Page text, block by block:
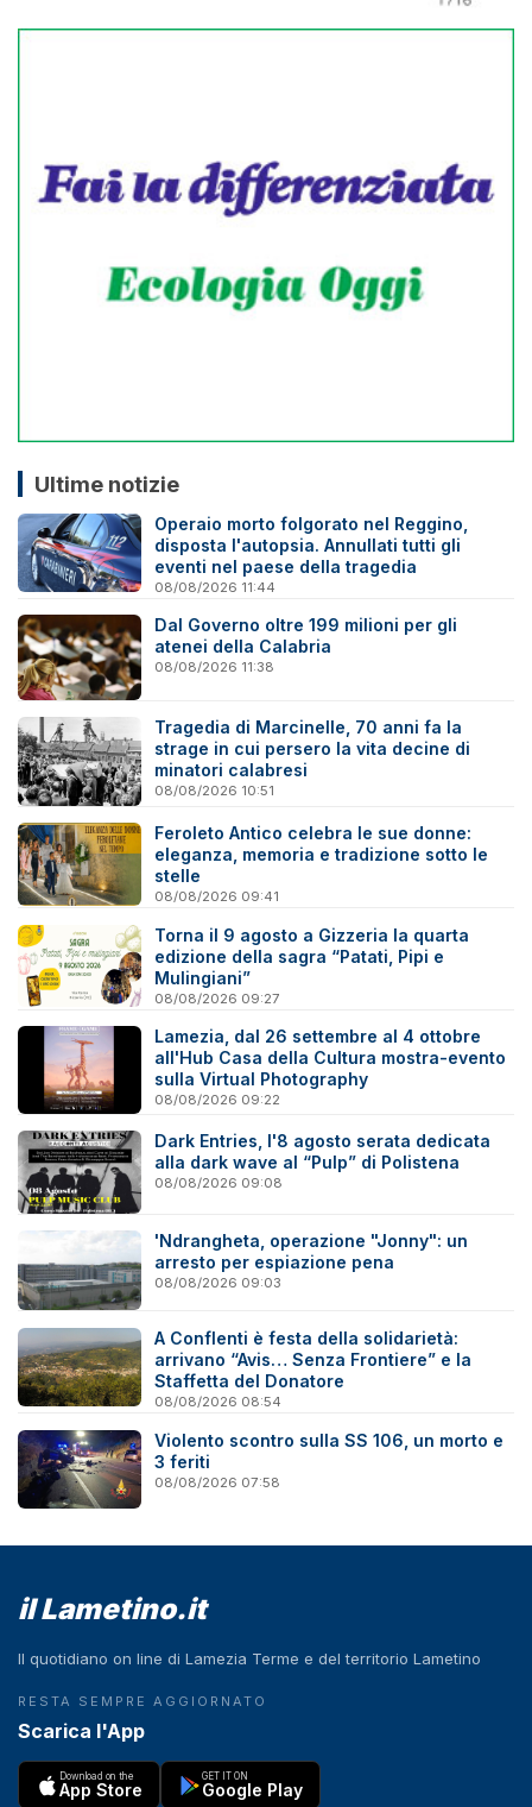
Ultime notizie
Operaio morto folgorato nel Reggino,
disposta l'autopsia. Annullati tutti gli
eventi nel paese della tragedia
08/08/2026 11:44
Dal Governo oltre 199 milioni per gli
atenei della Calabria
08/08/2026 11:38
Tragedia di Marcinelle, 70 anni fa la
strage in cui persero la vita decine di
minatori calabresi
08/08/2026 10:51
Feroleto Antico celebra le sue donne:
eleganza, memoria e tradizione sotto le
stelle
08/08/2026 09:41
Torna il 9 agosto a Gizzeria la quarta
edizione della sagra “Patati, Pipi e
Mulingiani”
08/08/2026 09:27
Lamezia, dal 26 settembre al 4 ottobre
all'Hub Casa della Cultura mostra-evento
sulla Virtual Photography
08/08/2026 09:22
Dark Entries, l'8 agosto serata dedicata
alla dark wave al “Pulp” di Polistena
08/08/2026 09:08
'Ndrangheta, operazione "Jonny": un
arresto per espiazione pena
08/08/2026 09:03
A Conflenti è festa della solidarietà:
arrivano “Avis… Senza Frontiere” e la
Staffetta del Donatore
08/08/2026 08:54
Violento scontro sulla SS 106, un morto e
3 feriti
08/08/2026 07:58
il Lametino.it
Il quotidiano on line di Lamezia Terme e del territorio Lametino
RESTA SEMPRE AGGIORNATO
Scarica l'App
Download on the
App Store
GET IT ON
Google Play